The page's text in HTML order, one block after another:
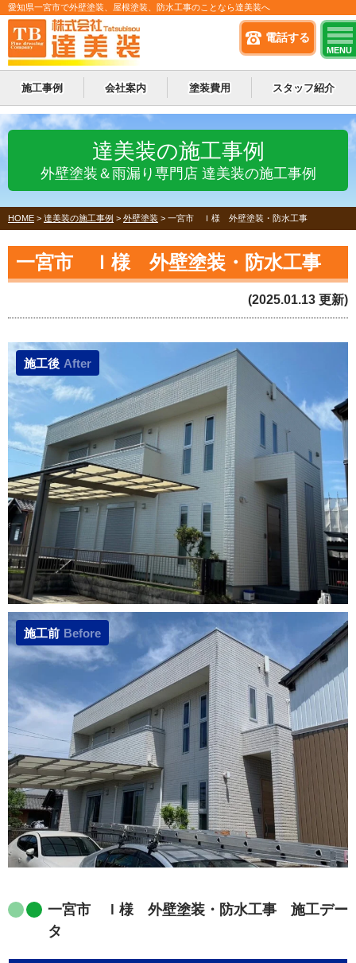
電話する
MENU
愛知県一宮市で外壁塗装、屋根塗装、防水工事のことなら達美装へ
施工事例 会社案内 塗装費用 スタッフ紹介
達美装の施工事例
外壁塗装＆雨漏り専門店 達美装の施工事例
HOME > 達美装の施工事例 > 外壁塗装 > 一宮市 Ｉ様 外壁塗装・防水工事
一宮市 Ｉ様 外壁塗装・防水工事
(2025.01.13 更新)
施工後 After
施工前 Before
一宮市 Ｉ様 外壁塗装・防水工事 施工デー
タ